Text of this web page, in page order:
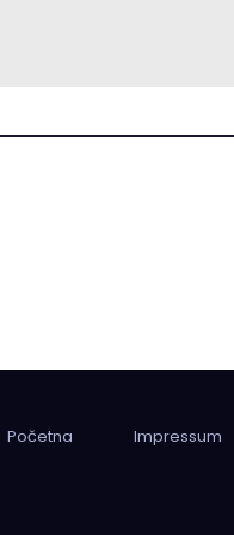
Početna Impressum